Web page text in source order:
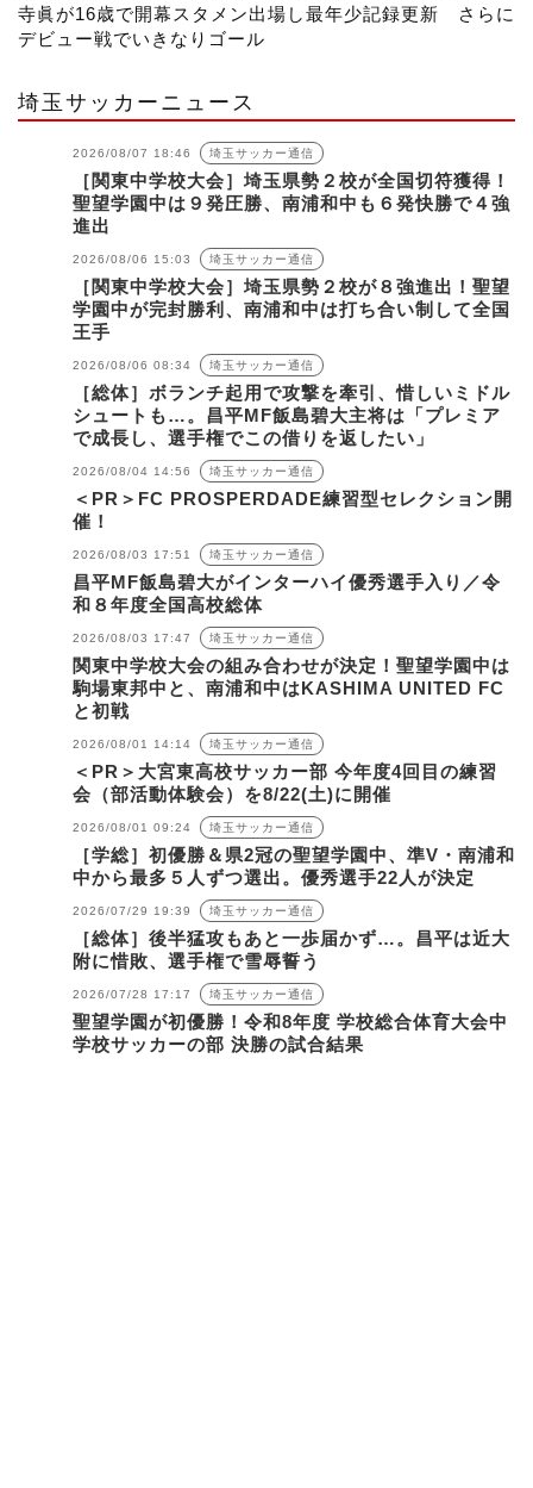
寺眞が16歳で開幕スタメン出場し最年少記録更新 さらに
デビュー戦でいきなりゴール
埼玉サッカーニュース
2026/08/07 18:46 埼玉サッカー通信
［関東中学校大会］埼玉県勢２校が全国切符獲得！
聖望学園中は９発圧勝、南浦和中も６発快勝で４強
進出
2026/08/06 15:03 埼玉サッカー通信
［関東中学校大会］埼玉県勢２校が８強進出！聖望
学園中が完封勝利、南浦和中は打ち合い制して全国
王手
2026/08/06 08:34 埼玉サッカー通信
［総体］ボランチ起用で攻撃を牽引、惜しいミドル
シュートも…。昌平MF飯島碧大主将は「プレミア
で成長し、選手権でこの借りを返したい」
2026/08/04 14:56 埼玉サッカー通信
＜PR＞FC PROSPERDADE練習型セレクション開
催！
2026/08/03 17:51 埼玉サッカー通信
昌平MF飯島碧大がインターハイ優秀選手入り／令
和８年度全国高校総体
2026/08/03 17:47 埼玉サッカー通信
関東中学校大会の組み合わせが決定！聖望学園中は
駒場東邦中と、南浦和中はKASHIMA UNITED FC
と初戦
2026/08/01 14:14 埼玉サッカー通信
＜PR＞大宮東高校サッカー部 今年度4回目の練習
会（部活動体験会）を8/22(土)に開催
2026/08/01 09:24 埼玉サッカー通信
［学総］初優勝＆県2冠の聖望学園中、準V・南浦和
中から最多５人ずつ選出。優秀選手22人が決定
2026/07/29 19:39 埼玉サッカー通信
［総体］後半猛攻もあと一歩届かず…。昌平は近大
附に惜敗、選手権で雪辱誓う
2026/07/28 17:17 埼玉サッカー通信
聖望学園が初優勝！令和8年度 学校総合体育大会中
学校サッカーの部 決勝の試合結果